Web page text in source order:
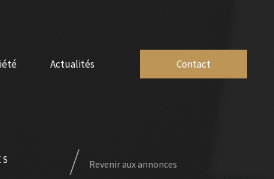
Actualités Contact
Revenir aux annonces